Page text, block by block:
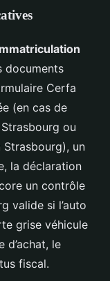
documents
Cerfa
(en cas de
ou
Strasbourg), un
la déclaration
un contrôle
valide si l’auto
grise véhicule
d’achat, le
fiscal.